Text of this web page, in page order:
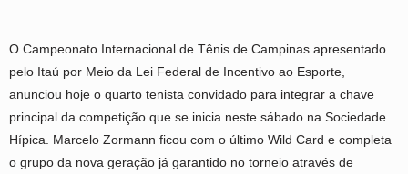
O Campeonato Internacional de Tênis de Campinas apresentado
pelo Itaú por Meio da Lei Federal de Incentivo ao Esporte,
anunciou hoje o quarto tenista convidado para integrar a chave
principal da competição que se inicia neste sábado na Sociedade
Hípica. Marcelo Zormann ficou com o último Wild Card e completa
o grupo da nova geração já garantido no torneio através de